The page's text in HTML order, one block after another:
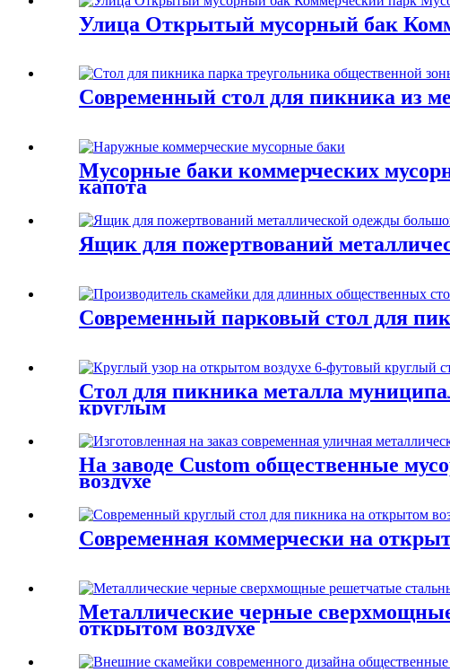
Улица Открытый мусорный бак
Современный стол для пикника из
Мусорные баки коммерческих
капота
Ящик для пожертвований
Современный парковый стол для
Стол для пикника металла
круглым
На заводе Custom общественные
воздухе
Современная коммерчески на
Металлические черные
открытом воздухе